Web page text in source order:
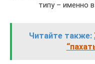
типу – именно
Читайте также: